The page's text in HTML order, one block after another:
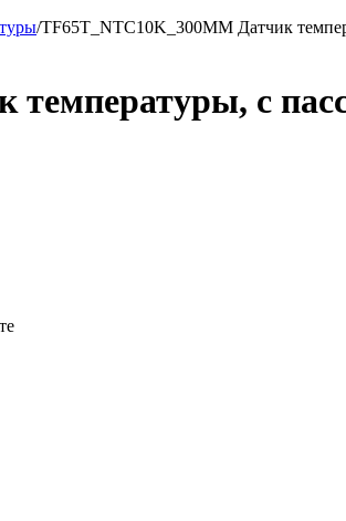
/TF65T_NTC10K_300MM Датчик
температуры, с